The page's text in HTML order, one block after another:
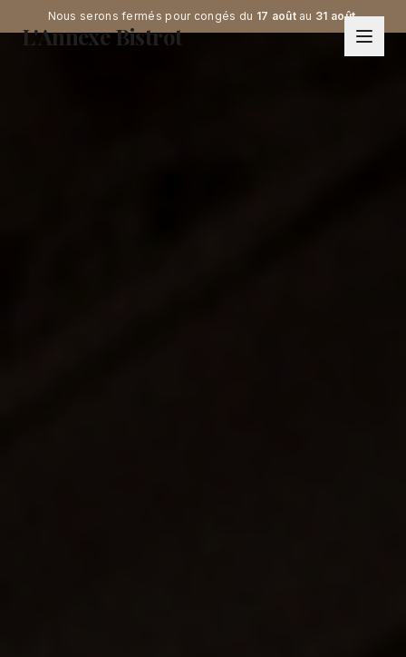
Nous serons fermés pour congés du 17 aoûtau 31 août.
L'Annexe Bistrot